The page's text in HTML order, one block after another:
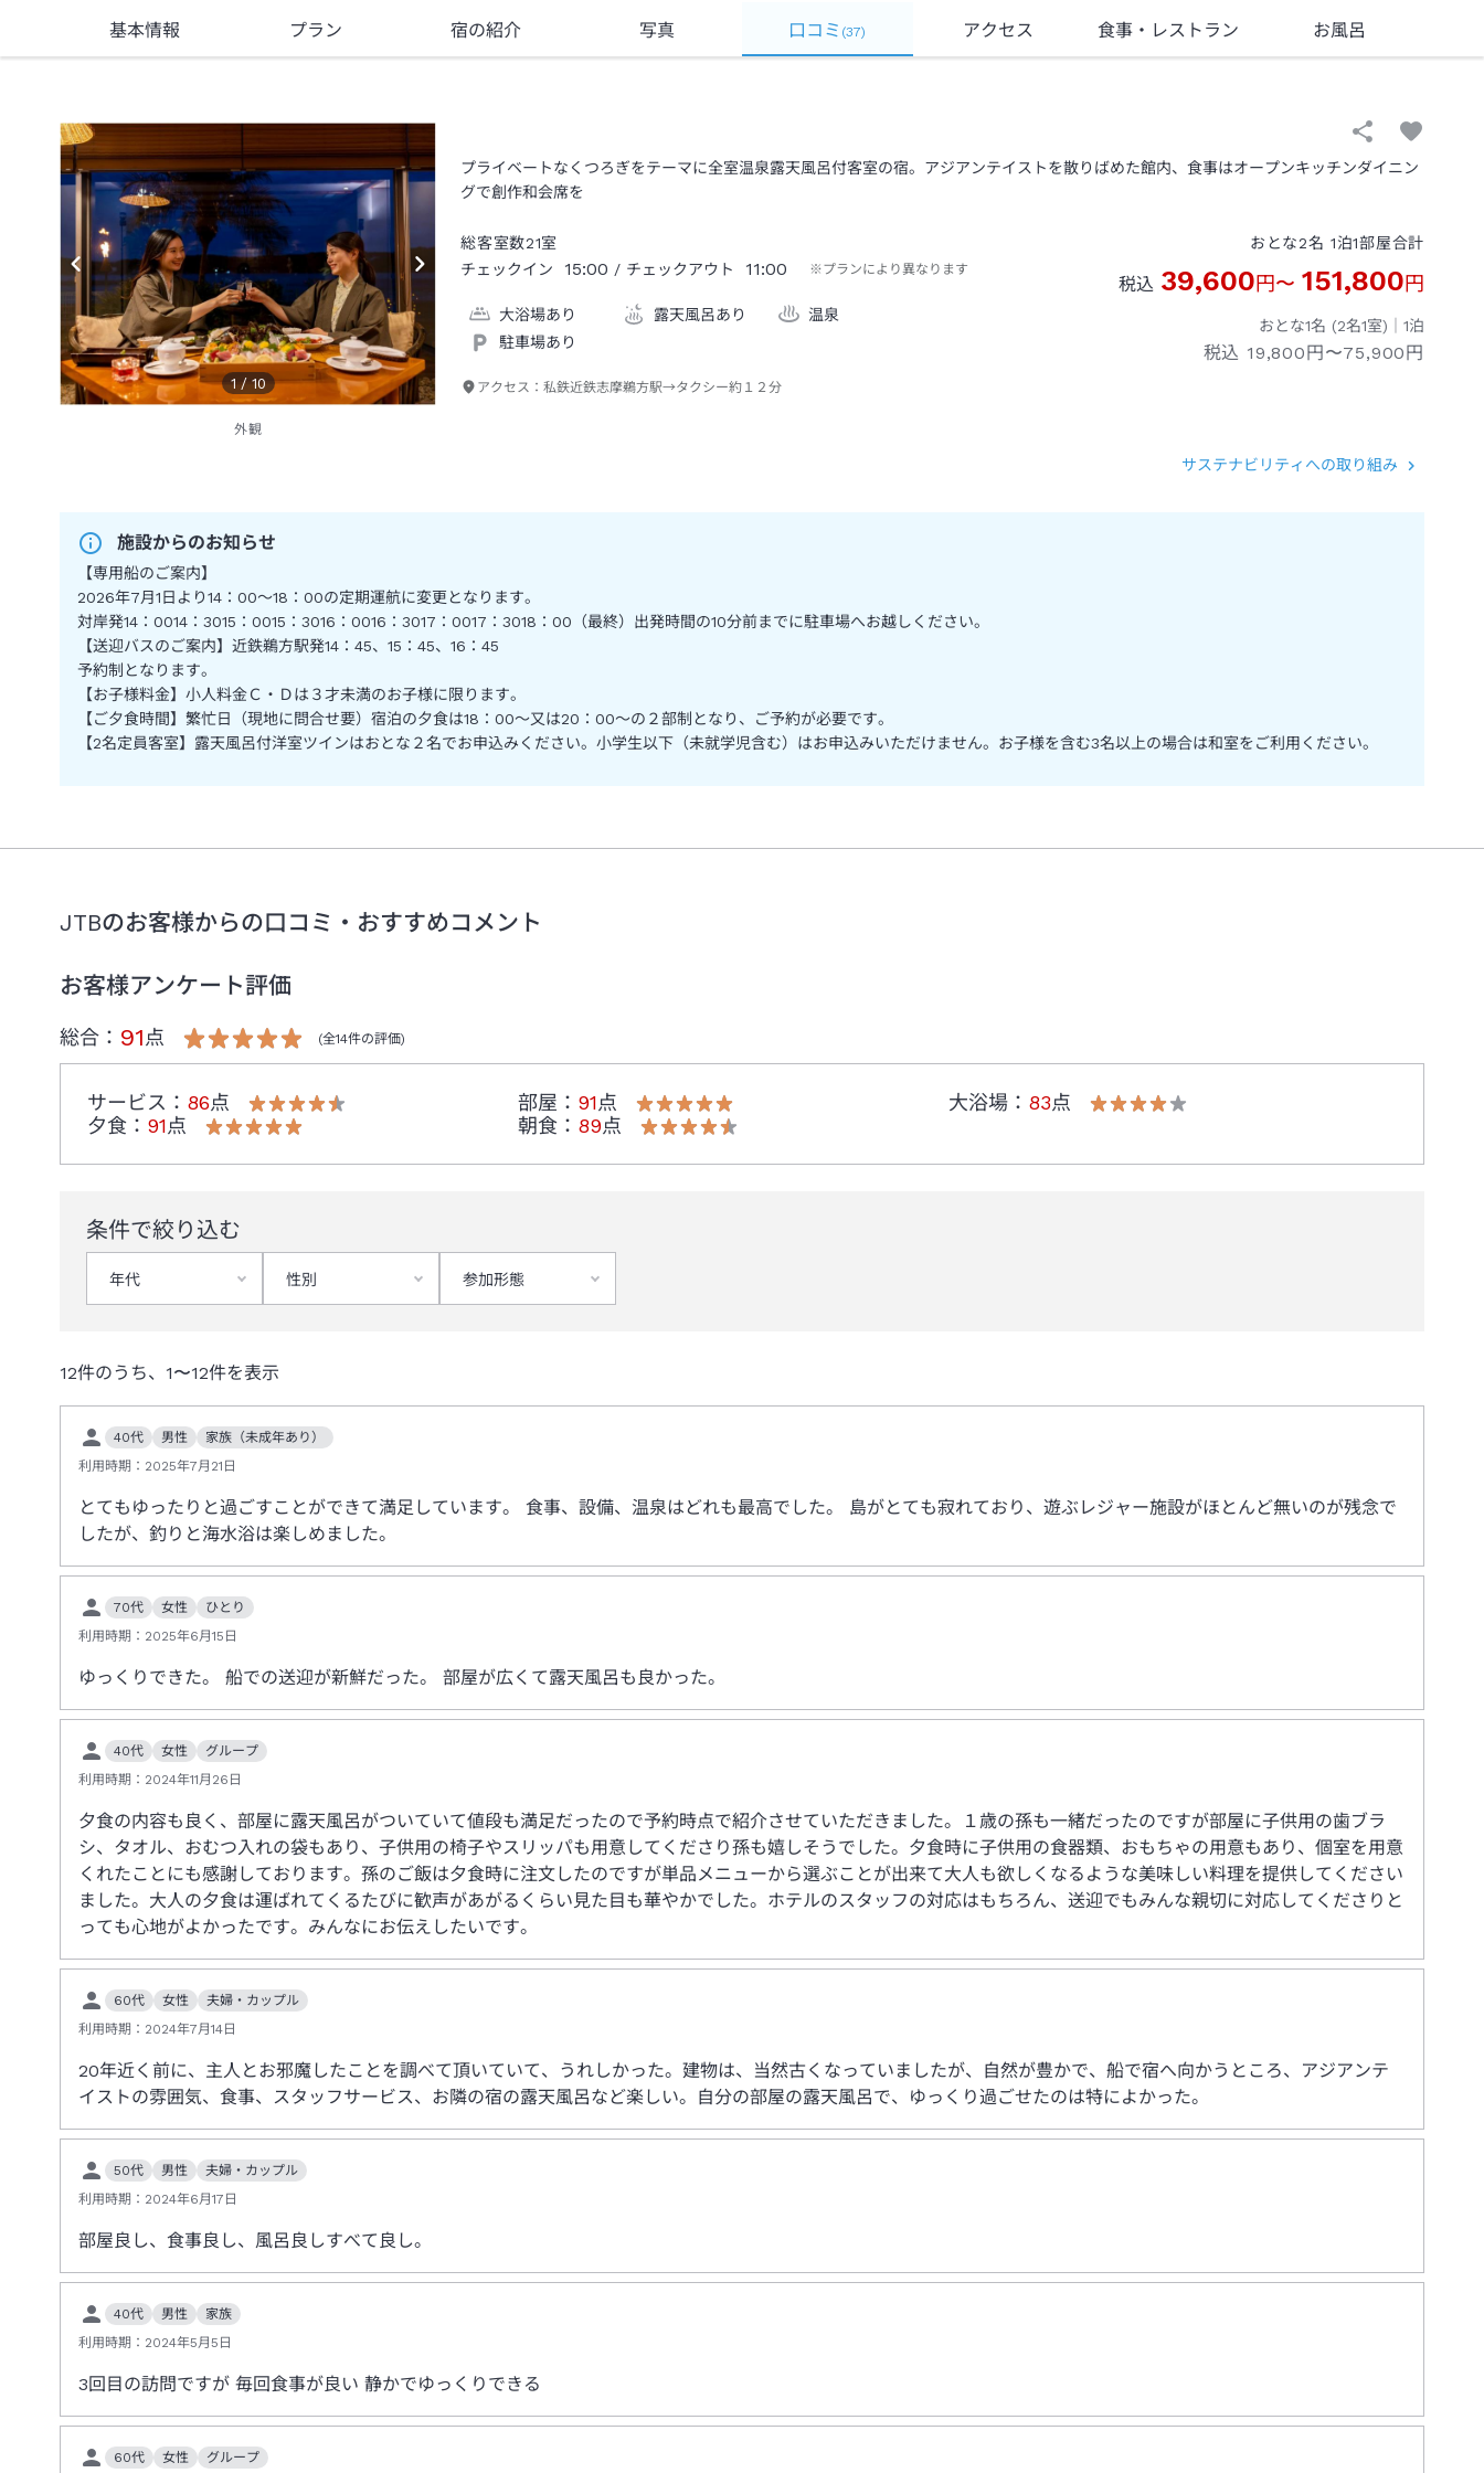
基本情報 プラン 宿の紹介 写真 口コミ (37) アクセス 食事 ・レストラン お風呂
1 /10
外観
プライベートなくつろぎをテーマに全室温泉露天風呂付客室の宿。アジアンテイストを散りばめた館内、食事はオープンキッチンダイニン
グで創作和会席を
総客室数21室
チェックイン
15:00 / チェックアウト 11:00 ※プランにより異なります
大浴場あり 露天風呂あり
温泉
駐車場あり
アクセス：私鉄近鉄志摩鵜方駅→タクシー約１２分
おとな2名 1泊1部屋合計
税込 39,600円〜 151,800円
おとな1名 (2名1室)｜ 1泊
税込 19,800円〜75,900円
サステナビリティへの取り組み
施設からのお知らせ
【専用船のご案内】
2026年7月1日より14：00～18：00の定期運航に変更となります。
対岸発14：0014：3015：0015：3016：0016：3017：0017：3018：00（最終）出発時間の10分前までに駐車場へお越しください。
【送迎バスのご案内】近鉄鵜方駅発14：45、15：45、16：45
予約制となります。
【お子様料金】小人料金Ｃ・Ｄは３才未満のお子様に限ります。
【ご夕食時間】繁忙日（現地に問合せ要）宿泊の夕食は18：00～又は20：00～の２部制となり、ご予約が必要です。
【2名定員客室】露天風呂付洋室ツインはおとな２名でお申込みください。小学生以下（未就学児含む）はお申込みいただけません。お子様を含む3名以上の場合は和室をご利用ください。
JTBのお客様からの口コミ・おすすめコメント
お客様アンケート評価
総合： 91点 (全14件の評価)
サービス ： 86点 部屋 ： 91点 大浴場 ： 83点
夕食 ： 91点 朝食 ： 89点
条件で絞り込む
年代 性別 参加形態
12件のうち、 1〜12件を表示
40代 男性
家族（未成年あり）
利用時期： 2025年7月21日
とてもゆったりと過ごすことができて満足しています。 食事、設備、温泉はどれも最高でした。 島がとても寂れており、遊ぶレジャー施設がほとんど無いのが残念で
したが、釣りと海水浴は楽しめました。
70代 女性
ひとり
利用時期： 2025年6月15日
ゆっくりできた。 船での送迎が新鮮だった。 部屋が広くて露天風呂も良かった。
40代 女性
グループ
利用時期： 2024年11月26日
夕食の内容も良く、部屋に露天風呂がついていて値段も満足だったので予約時点で紹介させていただきました。１歳の孫も一緒だったのですが部屋に子供用の歯ブラ
シ、タオル、おむつ入れの袋もあり、子供用の椅子やスリッパも用意してくださり孫も嬉しそうでした。夕食時に子供用の食器類、おもちゃの用意もあり、個室を用意
くれたことにも感謝しております。孫のご飯は夕食時に注文したのですが単品メニューから選ぶことが出来て大人も欲しくなるような美味しい料理を提供してください
ました。大人の夕食は運ばれてくるたびに歓声があがるくらい見た目も華やかでした。ホテルのスタッフの対応はもちろん、送迎でもみんな親切に対応してくださりと
っても心地がよかったです。みんなにお伝えしたいです。
60代 女性
夫婦・カップル
利用時期： 2024年7月14日
20年近く前に、主人とお邪魔したことを調べて頂いていて、うれしかった。建物は、当然古くなっていましたが、自然が豊かで、船で宿へ向かうところ、アジアンテ
イストの雰囲気、食事、スタッフサービス、お隣の宿の露天風呂など楽しい。自分の部屋の露天風呂で、ゆっくり過ごせたのは特によかった。
50代 男性
夫婦・カップル
利用時期： 2024年6月17日
部屋良し、食事良し、風呂良しすべて良し。
40代 男性
家族
利用時期： 2024年5月5日
3回目の訪問ですが 毎回食事が良い 静かでゆっくりできる
60代 女性
グループ